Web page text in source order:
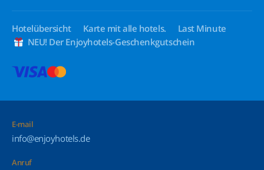
Hotelübersicht Karte mit alle hotels.
Last Minute
NEU! Der Enjoyhotels-Geschenkgutschein
E-mail
info@enjoyhotels.de
Anruf